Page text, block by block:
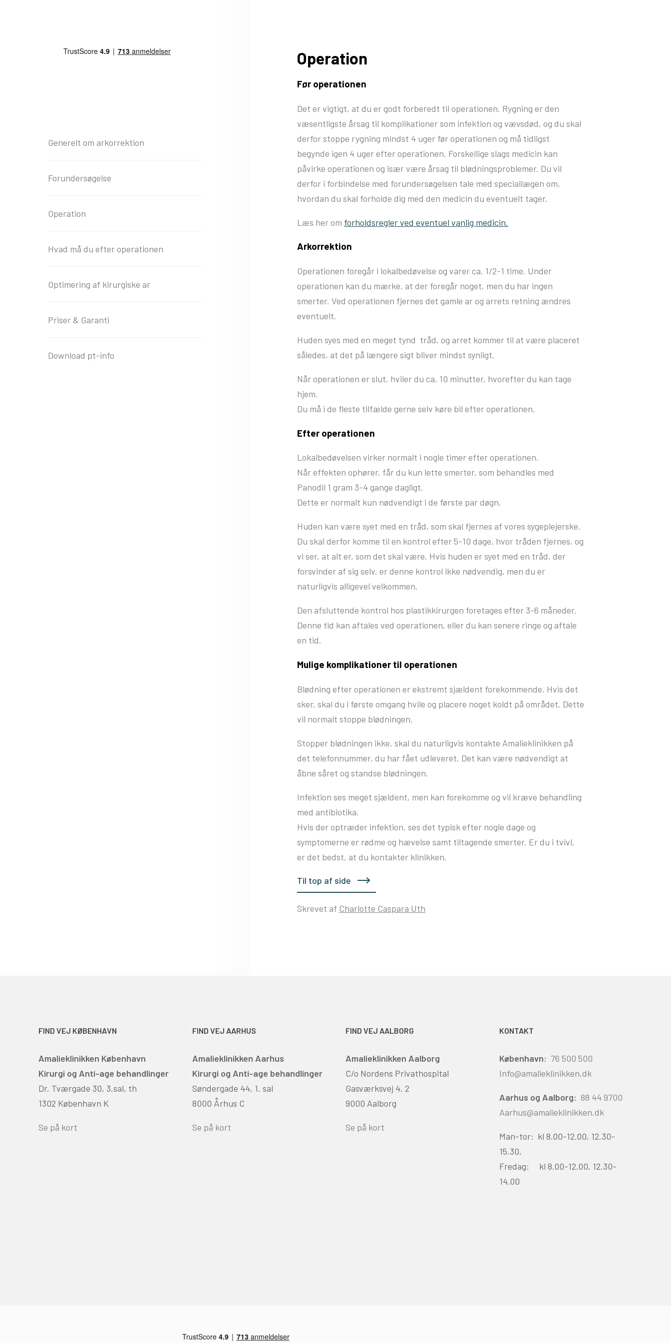
Operation
Før operationen
Det er vigtigt, at du er godt forberedt til operationen. Rygning er den
væsentligste årsag til komplikationer som infektion og vævsdød, og du skal
derfor stoppe rygning mindst 4 uger før operationen og må tidligst
begynde igen 4 uger efter operationen. Forskellige slags medicin kan
påvirke operationen og især være årsag til blødningsproblemer. Du vil
derfor i forbindelse med forundersøgelsen tale med speciallægen om,
hvordan du skal forholde dig med den medicin du eventuelt tager.
Læs her om forholdsregler ved eventuel vanlig medicin.
Arkorrektion
Operationen foregår i lokalbedøvelse og varer ca. 1/2-1 time. Under
operationen kan du mærke, at der foregår noget, men du har ingen
smerter. Ved operationen fjernes det gamle ar og arrets retning ændres
eventuelt.
Huden syes med en meget tynd tråd, og arret kommer til at være placeret
således, at det på længere sigt bliver mindst synligt.
Når operationen er slut, hviler du ca. 10 minutter, hvorefter du kan tage
hjem.
Du må i de fleste tilfælde gerne selv køre bil efter operationen.
Efter operationen
Lokalbedøvelsen virker normalt i nogle timer efter operationen.
Når effekten ophører, får du kun lette smerter, som behandles med
Panodil 1 gram 3-4 gange dagligt.
Dette er normalt kun nødvendigt i de første par døgn.
Huden kan være syet med en tråd, som skal fjernes af vores sygeplejerske.
Du skal derfor komme til en kontrol efter 5-10 dage, hvor tråden fjernes, og
vi ser, at alt er, som det skal være. Hvis huden er syet med en tråd, der
forsvinder af sig selv, er denne kontrol ikke nødvendig, men du er
naturligvis alligevel velkommen.
Den afsluttende kontrol hos plastikkirurgen foretages efter 3-6 måneder.
Denne tid kan aftales ved operationen, eller du kan senere ringe og aftale
en tid.
Mulige komplikationer til operationen
Blødning efter operationen er ekstremt sjældent forekommende. Hvis det
sker, skal du i første omgang hvile og placere noget koldt på området. Dette
vil normalt stoppe blødningen.
Stopper blødningen ikke, skal du naturligvis kontakte Amalieklinikken på
det telefonnummer, du har fået udleveret. Det kan være nødvendigt at
åbne såret og standse blødningen.
Infektion ses meget sjældent, men kan forekomme og vil kræve behandling
med antibiotika.
Hvis der optræder infektion, ses det typisk efter nogle dage og
symptomerne er rødme og hævelse samt tiltagende smerter. Er du i tvivl,
er det bedst, at du kontakter klinikken.
Til top af side
Skrevet af Charlotte Caspara Uth
Generelt om arkorrektion
Forundersøgelse
Operation
Hvad må du efter operationen
Optimering af kirurgiske ar
Priser & Garanti
Download pt-info
FIND VEJ KØBENHAVN
Amalieklinikken København
Kirurgi og Anti-age behandlinger
Dr. Tværgade 30, 3.sal, th
1302 København K
Se på kort
FIND VEJ AARHUS
Amalieklinikken Aarhus
Kirurgi og Anti-age behandlinger
Søndergade 44, 1. sal
8000 Århus C
Se på kort
FIND VEJ AALBORG
Amalieklinikken Aalborg
C/o Nordens Privathospital
Gasværksvej 4, 2
9000 Aalborg
Se på kort
KONTAKT
København: 76 500 500
Info@amalieklinikken.dk
Aarhus og Aalborg: 88 44 9700
Aarhus@amalieklinikken.dk
Man-tor: kl 8.00-12.00, 12.30-
15.30,
Fredag: kl 8.00-12.00, 12.30-
14.00